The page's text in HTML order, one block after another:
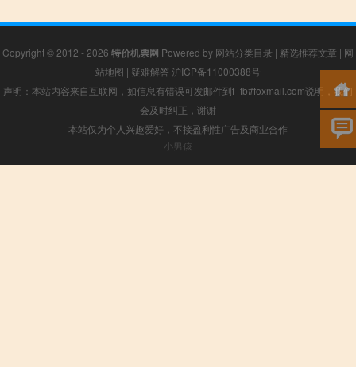
Copyright © 2012 - 2026 特价机票网 Powered by 网站分类目录 | 精选推荐文章 | 网
站地图 | 疑难解答 沪ICP备11000388号
声明：本站内容来自互联网，如信息有错误可发邮件到f_fb#foxmail.com说明，我们
会及时纠正，谢谢
本站仅为个人兴趣爱好，不接盈利性广告及商业合作
小男孩